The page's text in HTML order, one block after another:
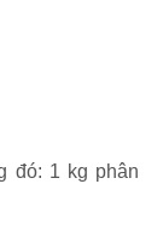
đó: 1 kg phân